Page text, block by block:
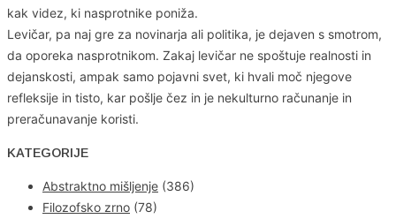
kak videz, ki nasprotnike poniža.
Levičar, pa naj gre za novinarja ali politika, je dejaven s smotrom,
da oporeka nasprotnikom. Zakaj levičar ne spoštuje realnosti in
dejanskosti, ampak samo pojavni svet, ki hvali moč njegove
refleksije in tisto, kar pošlje čez in je nekulturno računanje in
preračunavanje koristi.
KATEGORIJE
Abstraktno mišljenje (386)
Filozofsko zrno (78)